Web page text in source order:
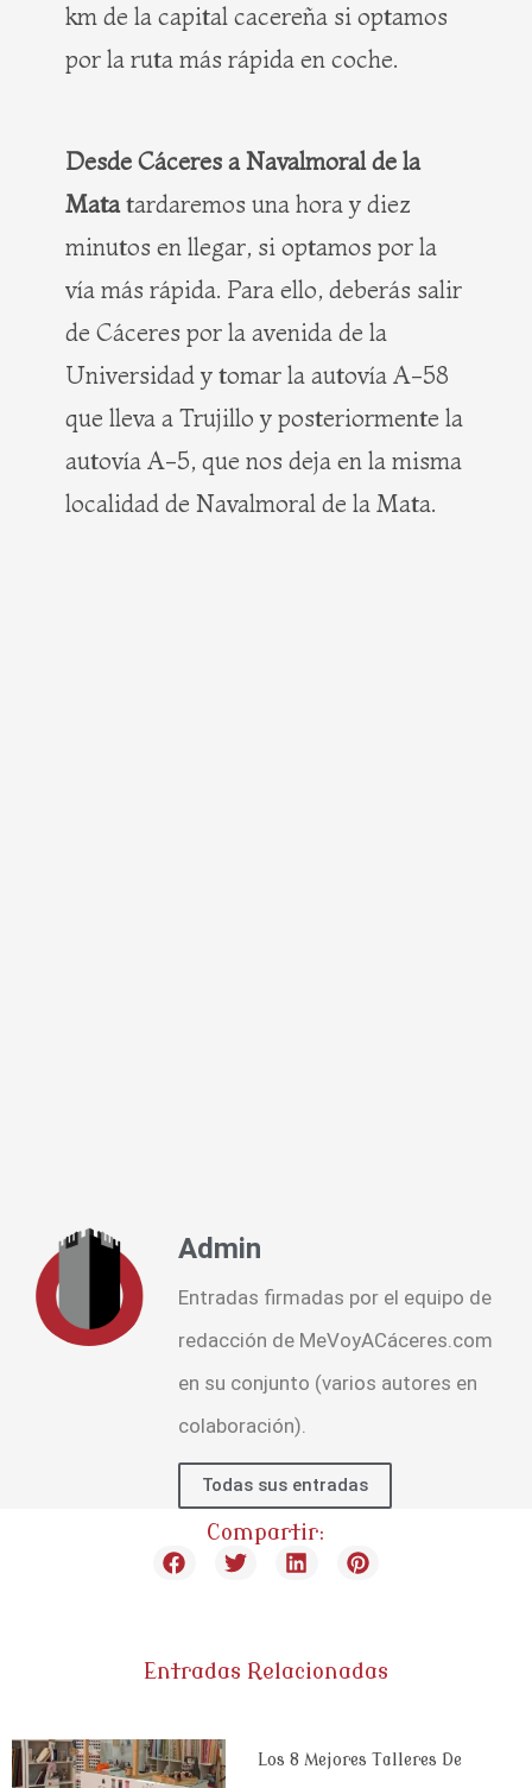
km de la capital cacereña si optamos
por la ruta más rápida en coche.
Desde Cáceres a Navalmoral de la
Matatardaremos una hora y diez
minutos en llegar, si optamos por la
vía más rápida. Para ello, deberás salir
de Cáceres por la avenida de la
Universidad y tomar la autovía A-58
que lleva a Trujillo y posteriormente la
autovía A-5, que nos deja en la misma
localidad de Navalmoral de la Mata.
Admin
Entradas firmadas por el equipo de
redacción de MeVoyACáceres.com
en su conjunto (varios autores en
colaboración).
Todas sus entradas
Compartir:
Entradas Relacionadas
Los 8 Mejores Talleres De